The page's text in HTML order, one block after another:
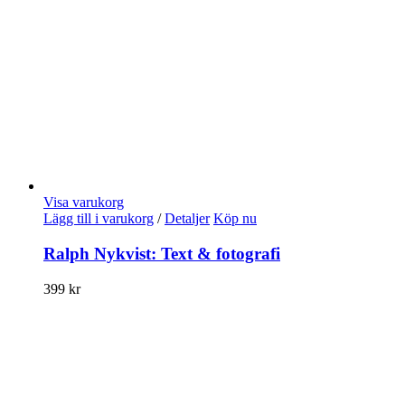
Visa varukorg
Lägg till i varukorg / Detaljer Köp nu
Ralph Nykvist: Text & fotografi
399 kr